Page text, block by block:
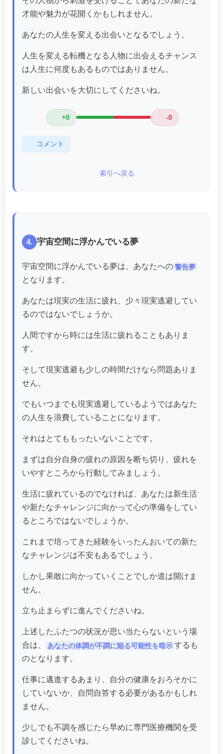
才能や魅力が花開くかもしれません。
あなたの人生を変える出会いとなるでしょう。
人生を変える転機となる人物に出会えるチャンス
は人生に何度もあるものではありません。
新しい出会いを大切にしてくださいね。
+0 -0
コメント
索引へ戻る
4. 宇宙空間に浮かんでいる夢
宇宙空間に浮かんでいる夢は、あなたへの警告夢
となります。
あなたは現実の生活に疲れ、少々現実逃避してい
るのではないでしょうか。
人間ですから時には生活に疲れることもありま
す。
そして現実逃避も少しの時間だけなら問題ありま
せん。
でもいつまでも現実逃避しているようではあなた
の人生を浪費していることになります。
それはとてももったいないことです。
まずは自分自身の疲れの原因を断ち切り、疲れを
いやすところから行動してみましょう。
生活に疲れているのでなければ、あなたは新生活
や新たなチャレンジに向かって心の準備をしてい
るところではないでしょうか。
これまで培ってきた経験をいったんおいての新た
なチャレンジは不安もあるでしょう。
しかし果敢に向かっていくことでしか道は開けま
せん。
立ち止まらずに進んでくださいね。
上述したふたつの状況が思い当たらないという場
合は、
あなたの体調が不調に陥る可能性を暗示するも
のとなります。
仕事に邁進するあまり、自分の健康をおろそかに
していないか、自問自答する必要があるかもしれ
ません。
少しでも不調を感じたら早めに専門医療機関を受
診してくださいね。